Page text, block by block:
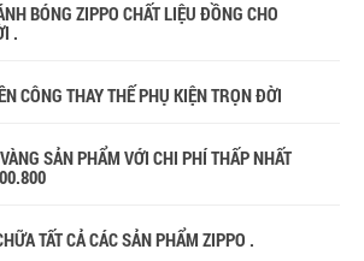
BÓNG ZIPPO CHẤT LIỆU ĐỒNG CHO
.
CÔNG THAY THẾ PHỤ KIỆN TRỌN ĐỜI
SẢN PHẨM VỚI CHI PHÍ THẤP NHẤT
TẤT CẢ CÁC SẢN PHẨM ZIPPO .